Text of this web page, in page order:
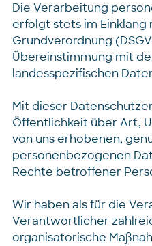
Die Verarbeitung
erfolgt stets im Einklang
Grundverordnung
Übereinstimmung mit
landesspezifischen
Mit dieser
Öffentlichkeit über Art,
von uns erhobenen,
personenbezogenen
Rechte betroffener
Wir haben als für die
Verantwortlicher
organisatorische